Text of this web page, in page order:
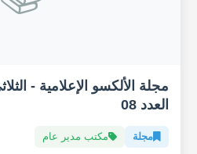
العدد 08
مجلة مكتب مدير عام